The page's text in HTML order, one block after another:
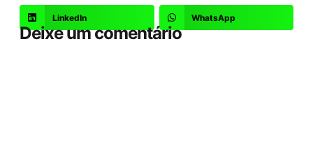
LinkedIn WhatsApp
Deixe um comentário